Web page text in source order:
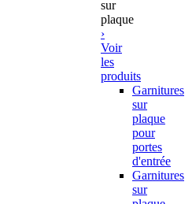
sur
plaque
›
Voir
les
produits
Garnitures
sur
plaque
pour
portes
d'entrée
Garnitures
sur